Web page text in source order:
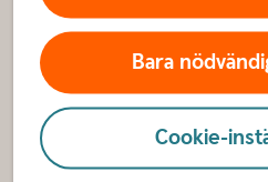
Bara
Cookie-
Sidfot
Kundservice
Kontakta oss
Om du inte är nöjd